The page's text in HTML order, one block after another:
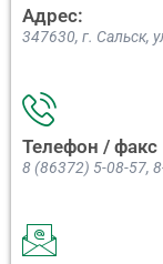
Адрес:
347630, г. Сальск,
Телефон / факс
8 (86372) 5-08-57,